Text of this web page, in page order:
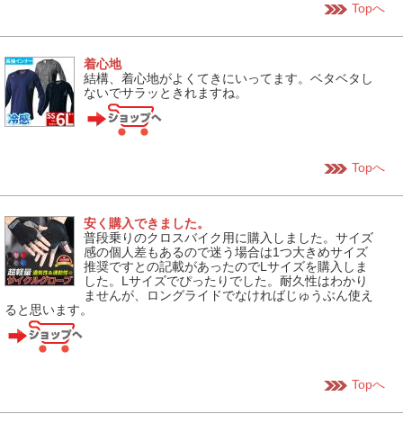
Topへ
着心地
結構、着心地がよくてきにいってます。ベタベタし
ないでサラッときれますね。
Topへ
安く購入できました。
普段乗りのクロスバイク用に購入しました。サイズ
感の個人差もあるので迷う場合は1つ大きめサイズ
推奨ですとの記載があったのでLサイズを購入しま
した。Lサイズでぴったりでした。耐久性はわかり
ませんが、ロングライドでなければじゅうぶん使え
ると思います。
Topへ